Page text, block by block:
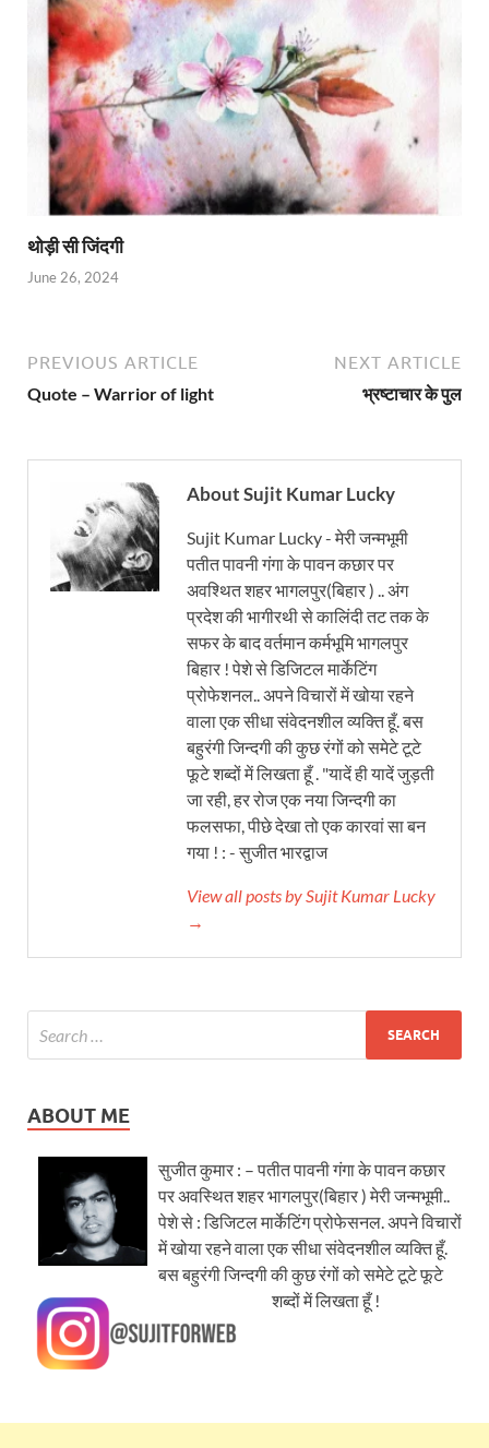
थोड़ी सी जिंदगी
June 26, 2024
PREVIOUS ARTICLE
Quote – Warrior of light
NEXT ARTICLE
भ्रष्टाचार के पुल
About Sujit Kumar Lucky
Sujit Kumar Lucky - मेरी जन्मभूमी
पतीत पावनी गंगा के पावन कछार पर
अवश्थित शहर भागलपुर(बिहार ) .. अंग
प्रदेश की भागीरथी से कालिंदी तट तक के
सफर के बाद वर्तमान कर्मभूमि भागलपुर
बिहार ! पेशे से डिजिटल मार्केटिंग
प्रोफेशनल.. अपने विचारों में खोया रहने
वाला एक सीधा संवेदनशील व्यक्ति हूँ. बस
बहुरंगी जिन्दगी की कुछ रंगों को समेटे टूटे
फूटे शब्दों में लिखता हूँ . "यादें ही यादें जुड़ती
जा रही, हर रोज एक नया जिन्दगी का
फलसफा, पीछे देखा तो एक कारवां सा बन
गया ! : - सुजीत भारद्वाज
View all posts by Sujit Kumar Lucky
→
ABOUT ME
सुजीत कुमार : – पतीत पावनी गंगा के पावन कछार
पर अवस्थित शहर भागलपुर(बिहार ) मेरी जन्मभूमी..
पेशे से : डिजिटल मार्केटिंग प्रोफेसनल. अपने विचारों
में खोया रहने वाला एक सीधा संवेदनशील व्यक्ति हूँ.
बस बहुरंगी जिन्दगी की कुछ रंगों को समेटे टूटे फूटे
शब्दों में लिखता हूँ !